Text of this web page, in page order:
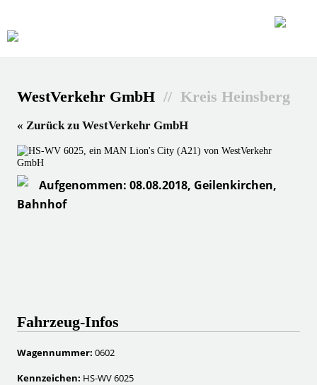
WestVerkehr GmbH // Kreis Heinsberg
« Zurück zu WestVerkehr GmbH
Aufgenommen: 08.08.2018, Geilenkirchen,
Bahnhof
Fahrzeug-Infos
Wagennummer: 0602
Kennzeichen: HS-WV 6025